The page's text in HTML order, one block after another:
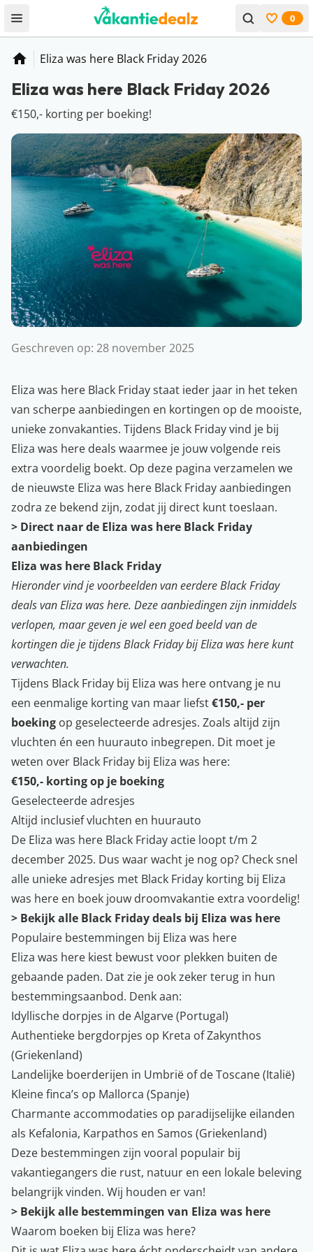
Open menu Bekijk
0
Home
Eliza was here Black Friday 2026
Eliza was here Black Friday 2026
€150,- korting per boeking!
Geschreven op: 28 november 2025
Eliza was here Black Friday staat ieder jaar in het teken
van scherpe aanbiedingen en kortingen op de mooiste,
unieke zonvakanties. Tijdens Black Fridayvind je bij
Eliza was here deals waarmee je jouw volgende reis
extra voordelig boekt. Op deze pagina verzamelen we
de nieuwste Eliza was here Black Friday aanbiedingen
zodra ze bekend zijn, zodat jij direct kunt toeslaan.
> Direct naar de Eliza was here Black Friday
aanbiedingen
Eliza was here Black Friday
Hieronder vind je voorbeelden van eerdere Black Friday
deals van Eliza was here. Deze aanbiedingen zijn inmiddels
verlopen, maar geven je wel een goed beeld van de
kortingen die je tijdens Black Friday bij Eliza was here kunt
verwachten.
Tijdens Black Friday bij Eliza was here ontvang je nu
een eenmalige korting van maar liefst€150,- per
boeking op geselecteerde adresjes. Zoals altijd zijn
vluchten én een huurauto inbegrepen. Dit moet je
weten over Black Friday bij Eliza was here:
€150,- korting op je boeking
Geselecteerde adresjes
Altijd inclusief vluchten en huurauto
De Eliza was here Black Friday actie loopt t/m 2
december 2025. Dus waar wacht je nog op? Check snel
alle unieke adresjes met Black Friday korting bij Eliza
was here en boek jouw droomvakantie extra voordelig!
> Bekijk alle Black Friday deals bij Eliza was here
Populaire bestemmingen bij Eliza was here
Eliza was here kiest bewust voor plekken buiten de
gebaande paden. Dat zie je ook zeker terug in hun
bestemmingsaanbod. Denk aan:
Idyllische dorpjes in deAlgarve(Portugal)
Authentieke bergdorpjes op Kreta ofZakynthos
(Griekenland)
Landelijke boerderijen in Umbrië of de Toscane (Italië)
Kleine finca’s op Mallorca (Spanje)
Charmante accommodaties op paradijselijke eilanden
als Kefalonia, Karpathos en Samos (Griekenland)
Deze bestemmingen zijn vooral populair bij
vakantiegangers die rust, natuur en een lokale beleving
belangrijk vinden. Wij houden er van!
> Bekijk alle bestemmingen van Eliza was here
Waarom boeken bij Eliza was here?